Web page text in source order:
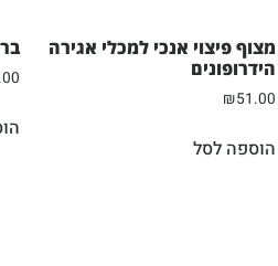
מצוף פיצוי אנכי למכלי אגירה
הידרופונים
₪51.00
הוספה לסל
ברז